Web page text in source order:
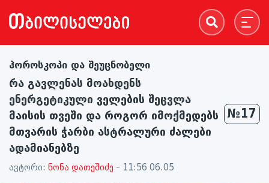
ჰოროსკოპი და შეუცნობელი
რა გავლენას მოახდენს
ენერგეტიკული ველების შეცვლა
მაისის თვეში და როგორ იმოქმედებს
მთვარის ჭარბი ასტრალური ძალები
ადამიანებზე
№17
ავტორი: ნონა დათეშიძე - 11:56 06.05